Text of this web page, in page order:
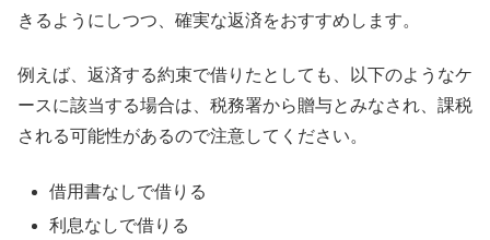
きるようにしつつ、確実な返済をおすすめします。
例えば、返済する約束で借りたとしても、以下のようなケ
ースに該当する場合は、税務署から贈与とみなされ、課税
される可能性があるので注意してください。
借用書なしで借りる
利息なしで借りる